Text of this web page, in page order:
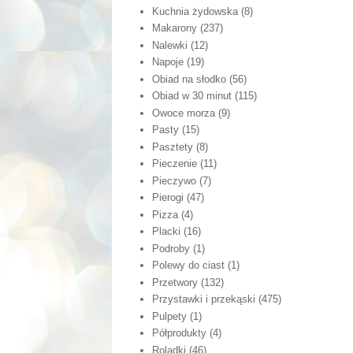
Kuchnia żydowska (8)
Makarony (237)
Nalewki (12)
Napoje (19)
Obiad na słodko (56)
Obiad w 30 minut (115)
Owoce morza (9)
Pasty (15)
Pasztety (8)
Pieczenie (11)
Pieczywo (7)
Pierogi (47)
Pizza (4)
Placki (16)
Podroby (1)
Polewy do ciast (1)
Przetwory (132)
Przystawki i przekąski (475)
Pulpety (1)
Półprodukty (4)
Roladki (46)